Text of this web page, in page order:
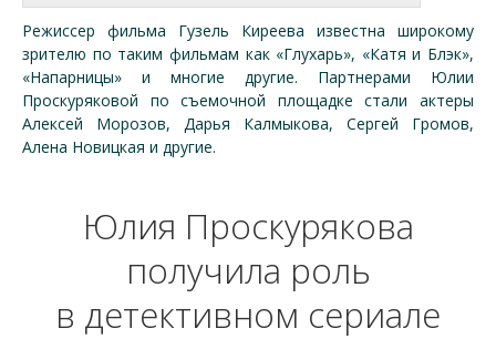
Режиссер фильма Гузель Киреева известна широкому
зрителю по таким фильмам как «Глухарь», «Катя и Блэк»,
«Напарницы» и многие другие. Партнерами Юлии
Проскуряковой по съемочной площадке стали актеры
Алексей Морозов, Дарья Калмыкова, Сергей Громов,
Алена Новицкая и другие.
Юлия Проскурякова
получила роль
в детективном сериале